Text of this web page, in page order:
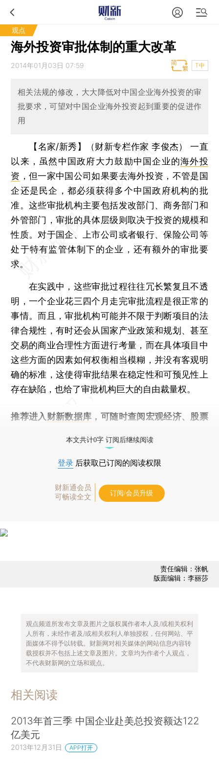
观点
海外投资审批体制的重大改革
2014年01月03日 07:59 T中
相关法规的修改，大大降低对中国企业海外投资的审
批要求，可望对中国企业海外投资起到重要的促进作
用
【名家/新秀】（财新专栏作家 李俊杰）一直
以来，虽然中国政府大力鼓励中国企业的海外投
资 ，但一家中国公司如果要去海外投资，不管是国
企还是民企，都必须获得多个中国政府机构的批
准。这些审批机构主要包括发改部门、商务部门和
外管部门，审批的具体层级则取决于投资的规模和
性质。对于国企、上市公司或者银行、保险公司等
处于特有监管体制下的企业，还有额外的审批要
求。
在实践中，这些审批过程往往冗长繁复且不透
明，一个企业花三四个月走完审批流程是很正常的
事情。而且，审批机构可能并不限于判断项目的法
律合规性，有时还会从国家产业政策和规划、甚至
交易的商业合理性方面进行考量，而在具体项目中
这些方面的因素如何权衡相当模糊，并没有客观明
确的标准，这使得审批结果在稳定性和可预见性上
存在缺陷，也给了审批机构巨大的自由裁量权。
推荐进入 财新数据库 ，可随时查阅宏观经济、股票
本文共计0字 订阅后继续阅读
登录 后获取已订阅的阅读权限
财新通会员
可畅读全文
订阅/会员升级
责任编辑：张帆
版面编辑：李丽莎
观点频道所发布文章及图片之版权属作者本人及/或相关权利
人所有，未经作者及/或相关权利人单独授权，任何网站、平
面媒体不得予以转载。财新网对相关媒体的网站信息内容转
载授权并不包括上述文章及图片。文章均为作者个人观点，
不代表财新网的立场和观点。
相关阅读
2013年首三季 中国企业赴美总投资额达122
亿美元
2013年12月31日 APP打开